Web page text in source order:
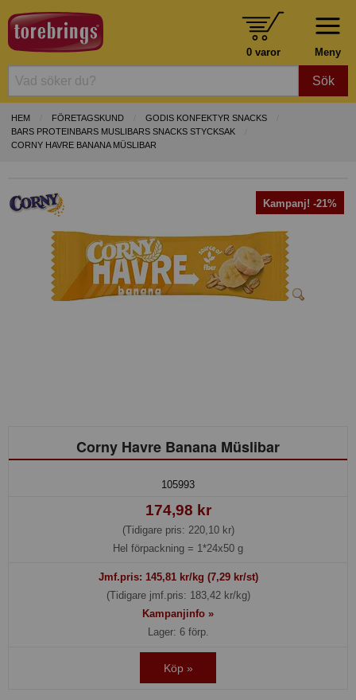
Meny
0 varor
Sök
HEM FÖRETAGSKUND
GODIS KONFEKTYR SNACKS
BARS PROTEINBARS MUSLIBARS SNACKS STYCKSAK
CORNY HAVRE BANANA MÜSLIBAR
Kampanj! -21%
Corny Havre Banana Müslibar
105993
174,98 kr
(Tidigare pris: 220,10 kr)
Hel förpackning = 1*24x50 g
Jmf.pris: 145,81kr/kg (7,29 kr/st)
(Tidigare jmf.pris: 183,42 kr/kg)
Kampanjinfo »
Lager: 6 förp.
Köp »